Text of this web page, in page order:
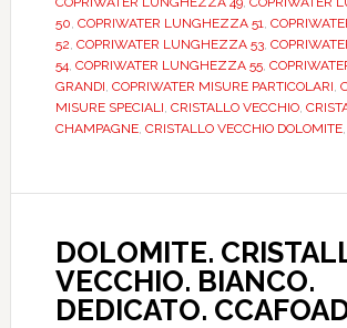
CCAFOADO0306
50, COPRIWATER LUNGHEZZA 51,
52, COPRIWATER LUNGHEZZA 53,
54, COPRIWATER LUNGHEZZA 55,
GRANDI, COPRIWATER MISURE PARTICOLARI,
MISURE SPECIALI, CRISTALLO VECCHIO,
CHAMPAGNE, CRISTALLO VECCHIO DOLOMITE,
DOLOMITE.
VECCHIO. BIANCO.
DEDICATO.